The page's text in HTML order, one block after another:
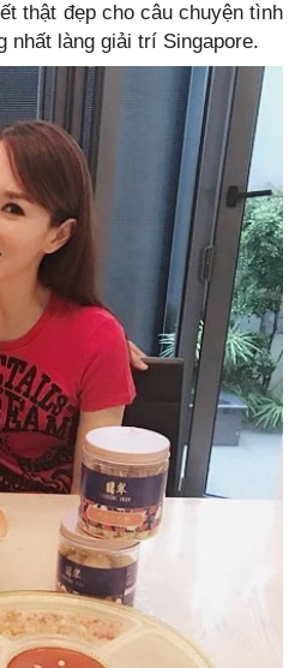
thật đẹp cho câu chuyện tình
nhất làng giải trí Singapore.